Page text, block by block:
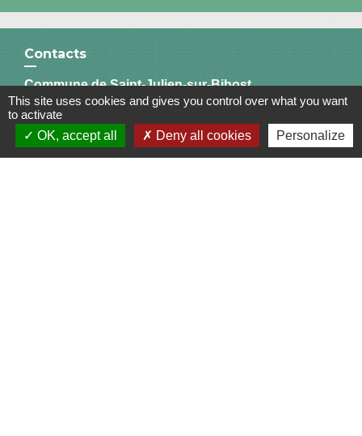
Contacts
Commune de Saint-Julien-sur-Bibost
1, Place de la Mairie
69690 Saint-Julien-sur-Bibost - FRANCE
+33 4 74 70 72 03
This site uses cookies and gives you control over what you want
to activate
OK, accept all
Deny all cookies Personalize